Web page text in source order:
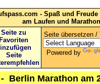
- Spaß und
am Laufen und Marathon
Seite zu
Favoriten
Seite
Seite übersetzen /
Powered by
- Berlin Marathon am